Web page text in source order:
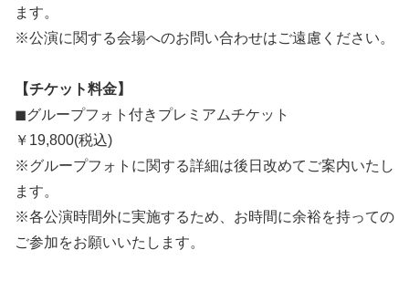
ます。
※公演に関する会場へのお問い合わせはご遠慮ください。
【チケット料金】
◼︎グループフォト付きプレミアムチケット
￥19,800(税込)
※グループフォトに関する詳細は後日改めてご案内いたし
ます。
※各公演時間外に実施するため、お時間に余裕を持っての
ご参加をお願いいたします。